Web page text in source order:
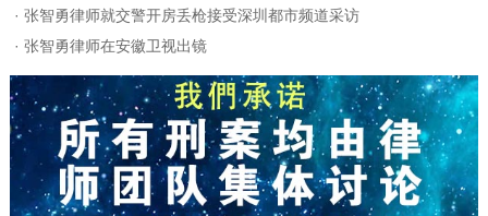
· 张智勇律师就交警开房丢枪接受深圳都市频道采访
· 张智勇律师在安徽卫视出镜